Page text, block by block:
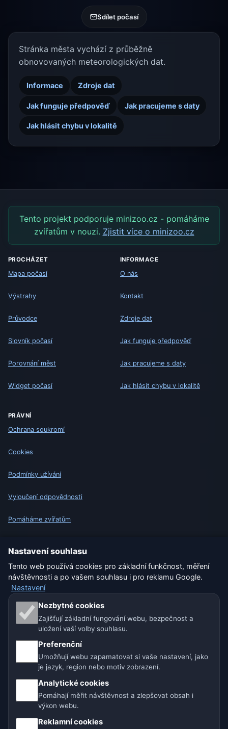
Sdílet počasí
Stránka města vychází z průběžně
obnovovaných meteorologických dat.
Informace Zdroje dat
Jak funguje předpověď Jak pracujeme s daty
Jak hlásit chybu v lokalitě
Tento projekt podporuje minizoo.cz - pomáháme
zvířatům v nouzi. Zjistit více o minizoo.cz
PROCHÁZET
Mapa počasí
Výstrahy
Průvodce
Slovník počasí
Porovnání měst
Widget počasí
INFORMACE
O nás
Kontakt
Zdroje dat
Jak funguje předpověď
Jak pracujeme s daty
Jak hlásit chybu v lokalitě
PRÁVNÍ
Ochrana soukromí
Cookies
Podmínky užívání
Vyloučení odpovědnosti
Pomáháme zvířatům
Nastavení
Naše weby o počasí:
🇨🇿 Česko 🇭🇷 Chorvatsko 🇧🇬 Bulharsko
🇩🇪🇦🇹🇨🇭 Německo / Rakousko / Švýcarsko
🌎 Latinská Amerika a Španělsko
🇮🇳 Jižní a jihovýchodní Asie
Provozovatel: Spolek Minizoo.cz z.s. | IČO: 21135550 |
Nastavení souhlasu
Tento web používá cookies pro základní funkčnost, měření
návštěvnosti a po vašem souhlasu i pro reklamu Google.
Nastavení
Nezbytné cookies
Zajišťují základní fungování webu, bezpečnost a
uložení vaší volby souhlasu.
Preferenční
Umožňují webu zapamatovat si vaše nastavení, jako
je jazyk, region nebo motiv zobrazení.
Analytické cookies
Pomáhají měřit návštěvnost a zlepšovat obsah i
výkon webu.
Reklamní cookies